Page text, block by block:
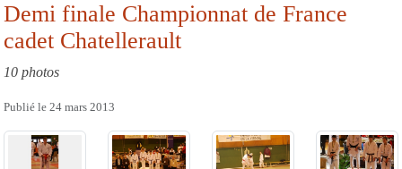
Demi finale Championnat de France
cadet Chatellerault
10 photos
Publié le 24 mars 2013